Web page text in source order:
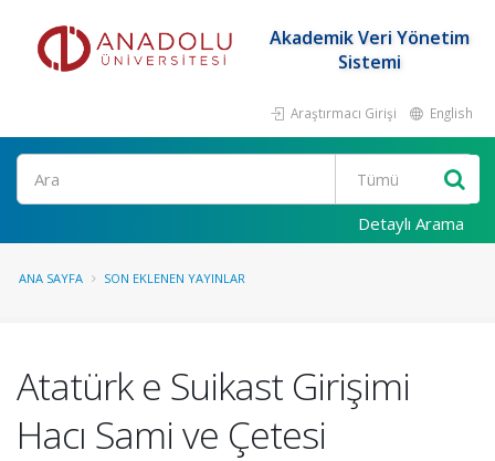
Akademik Veri Yönetim
Sistemi
Araştırmacı Girişi English
Ara
Detaylı Arama
ANA SAYFA SON EKLENEN YAYINLAR
Atatürk e Suikast Girişimi
Hacı Sami ve Çetesi